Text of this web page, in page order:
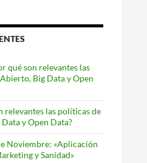
qué son relevantes las
Big Data y Open
relevantes las políticas de
y Open Data?
Noviembre: «Aplicación
y Sanidad»